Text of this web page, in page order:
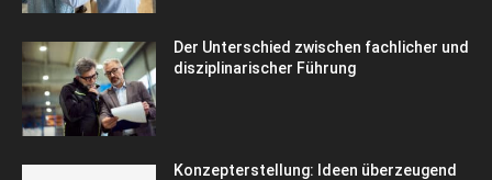
Der Unterschied zwischen fachlicher und
disziplinarischer Führung
Konzepterstellung: Ideen überzeugend